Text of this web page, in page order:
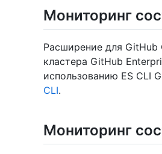
Мониторинг
Расширение для GitHub
кластера GitHub
использованию ES CLI
CLI.
Мониторинг